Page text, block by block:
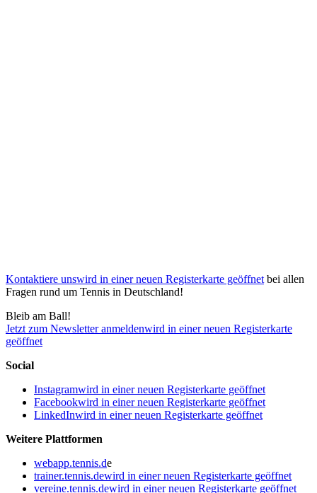
Kontaktiere unswird in einer neuen Registerkarte geöffnet bei allen
Fragen rund um Tennis in Deutschland!
Bleib am Ball!
Jetzt zum Newsletter anmeldenwird in einer neuen Registerkarte
geöffnet
Social
Instagramwird in einer neuen Registerkarte geöffnet
Facebookwird in einer neuen Registerkarte geöffnet
LinkedInwird in einer neuen Registerkarte geöffnet
Weitere Plattformen
webapp.tennis.de
trainer.tennis.dewird in einer neuen Registerkarte geöffnet
vereine.tennis.dewird in einer neuen Registerkarte geöffnet